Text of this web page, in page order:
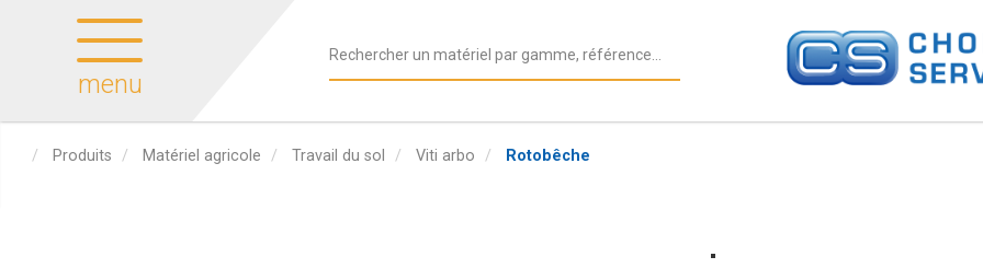
menu
Produits Matériel agricole Travail du sol Viti arbo Rotobêche